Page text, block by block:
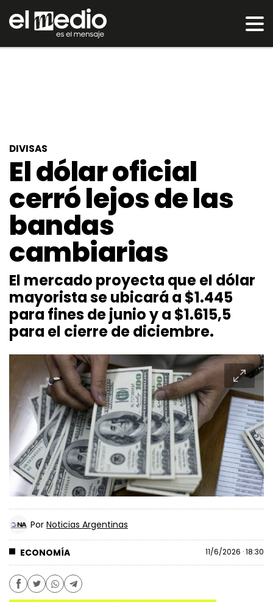
DIVISAS
El dólar oficial
cerró lejos de las
bandas
cambiarias
El mercado proyecta que el dólar
mayorista se ubicará a $1.445
para fines de junio y a $1.615,5
para el cierre de diciembre.
ECONOMÍA
Por Noticias Argentinas
11/6/2026 · 18:30